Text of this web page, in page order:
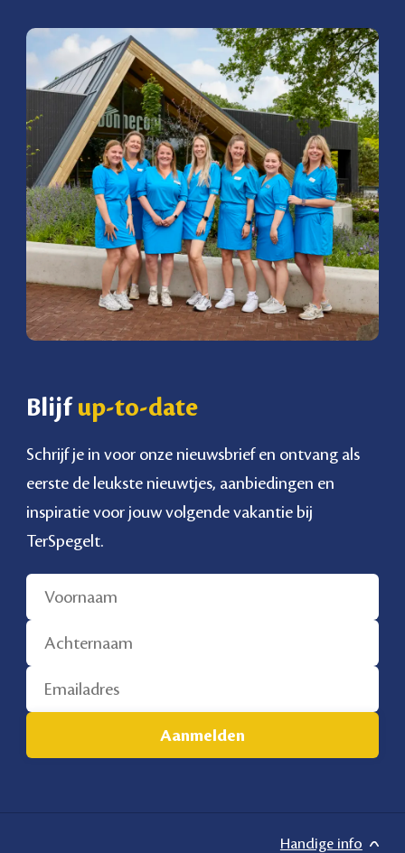
Blijf up-to-date
Schrijf je in voor onze nieuwsbrief en ontvang als
eerste de leukste nieuwtjes, aanbiedingen en
inspiratie voor jouw volgende vakantie bij
TerSpegelt.
Handige info